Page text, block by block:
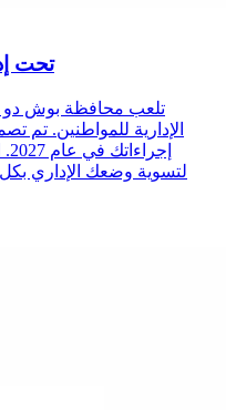
تحت
تلعب محافظة بوش دو
الإدارية للمواطنين. تم
لتسوية وضعك الإداري